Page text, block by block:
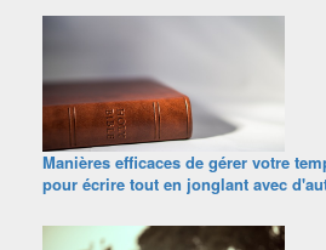
Manières efficaces de gérer votre
pour écrire tout en jonglant avec